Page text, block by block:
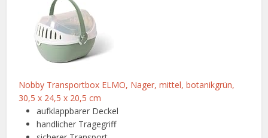
Nobby Transportbox ELMO, Nager, mittel, botanikgrün,
30,5 x 24,5 x 20,5 cm
aufklappbarer Deckel
handlicher Tragegriff